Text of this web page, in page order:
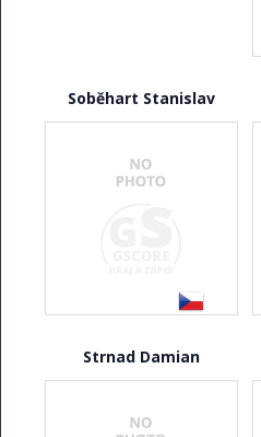
Soběhart Stanislav
Strnad Damian